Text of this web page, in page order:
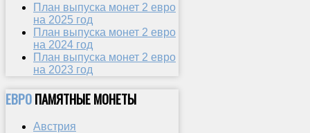
План выпуска монет 2 евро
на 2025 год
План выпуска монет 2 евро
на 2024 год
План выпуска монет 2 евро
на 2023 год
ЕВРОПАМЯТНЫЕ МОНЕТЫ
Австрия